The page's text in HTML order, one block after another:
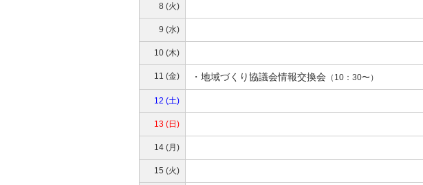
8 (火)
9 (水)
10 (木)
11 (金) ・ 地域づくり協議会情報交換会 （10：30〜）
12 (土)
13 (日)
14 (月)
15 (火)